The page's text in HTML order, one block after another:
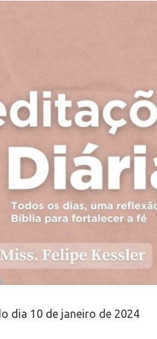
dia 10 de janeiro de 2024